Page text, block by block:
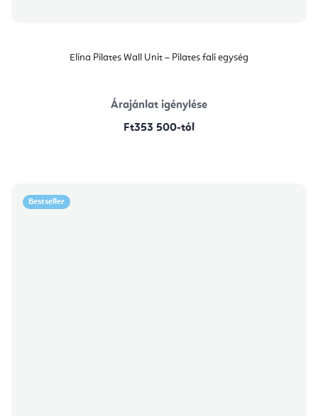
Elina Pilates Wall Unit – Pilates fali egység
Árajánlat igénylése
Ft353 500-tól
Bestseller